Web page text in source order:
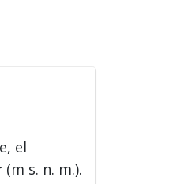
el
(m s. n. m.).